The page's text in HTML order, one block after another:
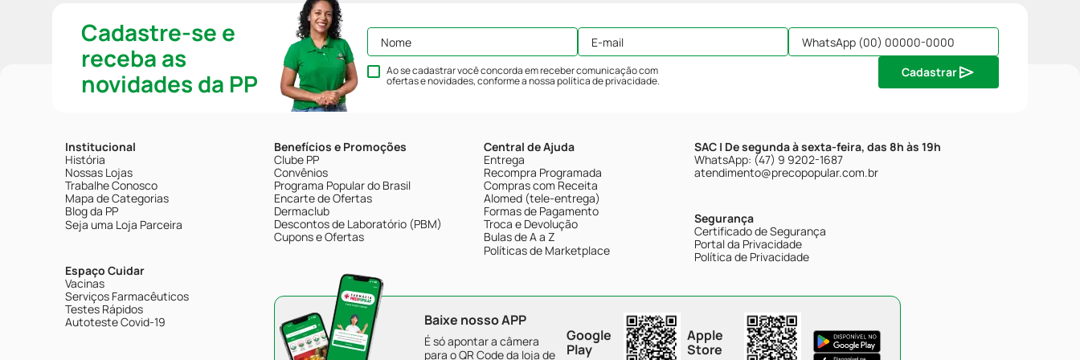
Cadastre-se e
receba as
novidades da PP
Ao se cadastrar você concorda em receber comunicação com
ofertas e novidades, conforme a nossapolítica de privacidade.
Cadastrar
Institucional
História
Nossas Lojas
Trabalhe Conosco
Mapa de Categorias
Blog da PP
Seja uma Loja Parceira
Espaço Cuidar
Vacinas
Serviços Farmacêuticos
Testes Rápidos
Autoteste Covid-19
Benefícios e Promoções
Clube PP
Convênios
Programa Popular do Brasil
Encarte de Ofertas
Dermaclub
Descontos de Laboratório (PBM)
Cupons e Ofertas
Central de Ajuda
Entrega
Recompra Programada
Compras com Receita
Alomed (tele-entrega)
Formas de Pagamento
Troca e Devolução
Bulas de A a Z
Políticas de Marketplace
SAC | De segunda à sexta-feira, das 8h às 19h
WhatsApp: (47) 9 9202-1687
atendimento@precopopular.com.br
Segurança
Certificado de Segurança
Portal da Privacidade
Política de Privacidade
Baixe nosso APP
É só apontar a câmera
para o QR Code da loja de
Google
Play
Apple
Store